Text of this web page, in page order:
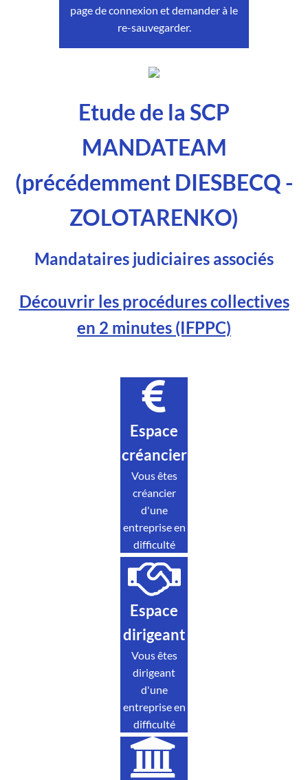
page de connexion et demander à le
re-sauvegarder.
Etude de la SCP
MANDATEAM
(précédemment DIESBECQ -
ZOLOTARENKO)
Mandataires judiciaires associés
Découvrir les procédures collectives
en 2 minutes (IFPPC)
Espace
créancier
Vous êtes
créancier
d'une
entreprise en
difficulté
Espace
dirigeant
Vous êtes
dirigeant
d'une
entreprise en
difficulté